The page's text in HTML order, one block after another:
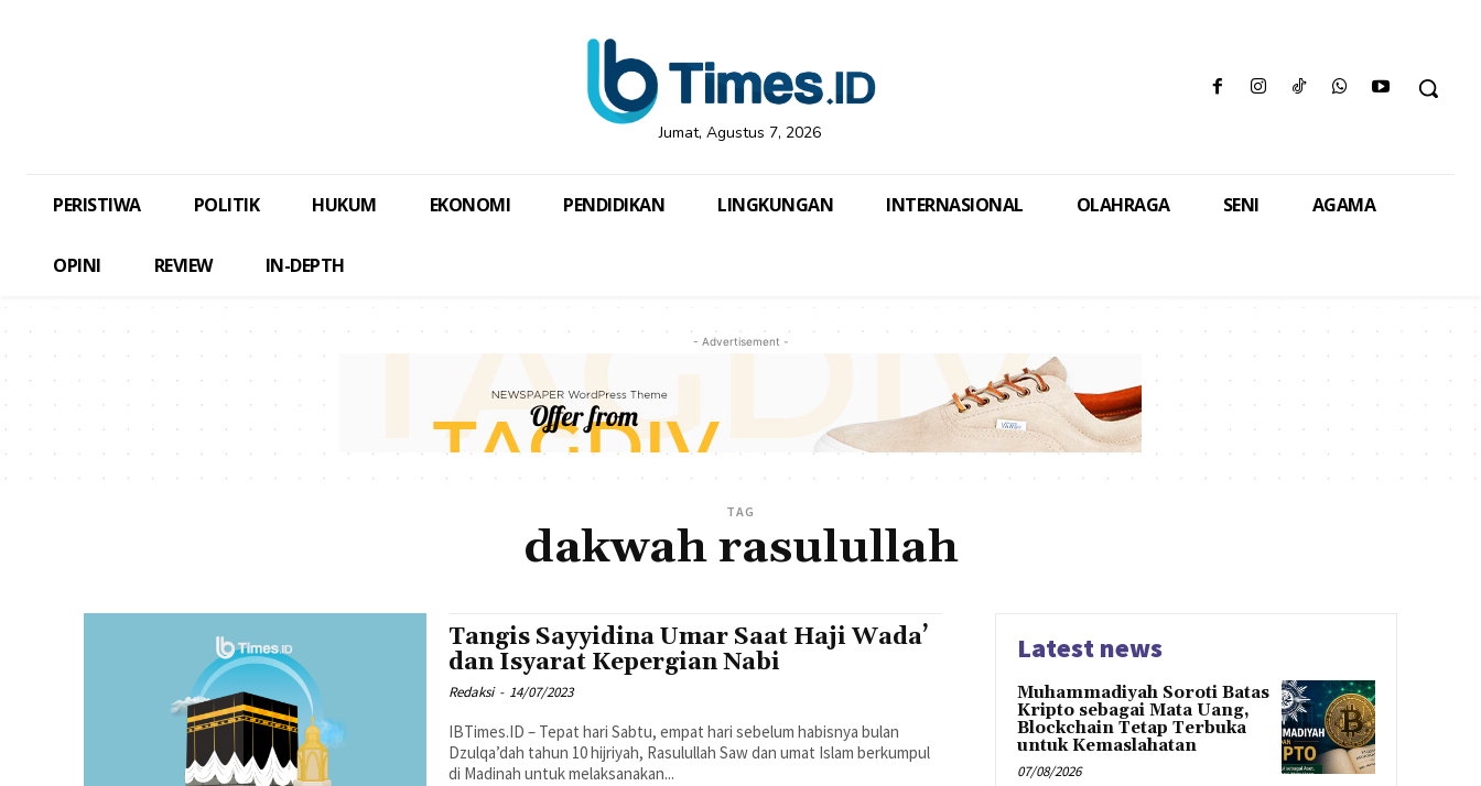
Jumat, Agustus 7, 2026
PERISTIWA POLITIK HUKUM EKONOMI PENDIDIKAN LINGKUNGAN INTERNASIONAL OLAHRAGA SENI AGAMA
OPINI REVIEW IN-DEPTH
- Advertisement -
TAG
dakwah rasulullah
Tangis Sayyidina Umar Saat Haji Wada’
dan Isyarat Kepergian Nabi
Redaksi - 14/07/2023
IBTimes.ID – Tepat hari Sabtu, empat hari sebelum habisnya bulan
Dzulqa’dah tahun 10 hijriyah, Rasulullah Saw dan umat Islam berkumpul
di Madinah untuk melaksanakan...
Latest news
Muhammadiyah Soroti Batas
Kripto sebagai Mata Uang,
Blockchain Tetap Terbuka
untuk Kemaslahatan
07/08/2026